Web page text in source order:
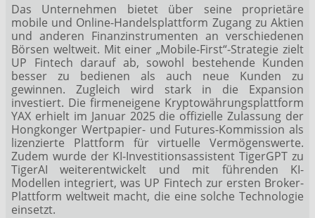
Das Unternehmen bietet über seine proprietäre
mobile und Online-Handelsplattform Zugang zu Aktien
und anderen Finanzinstrumenten an verschiedenen
Börsen weltweit. Mit einer „Mobile-First“-Strategie zielt
UP Fintech darauf ab, sowohl bestehende Kunden
besser zu bedienen als auch neue Kunden zu
gewinnen. Zugleich wird stark in die Expansion
investiert. Die firmeneigene Kryptowährungsplattform
YAX erhielt im Januar 2025 die offizielle Zulassung der
Hongkonger Wertpapier- und Futures-Kommission als
lizenzierte Plattform für virtuelle Vermögenswerte.
Zudem wurde der KI-Investitionsassistent TigerGPT zu
TigerAI weiterentwickelt und mit führenden KI-
Modellen integriert, was UP Fintech zur ersten Broker-
Plattform weltweit macht, die eine solche Technologie
einsetzt.